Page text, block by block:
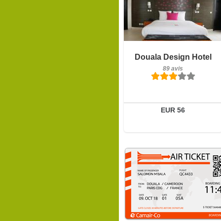
Douala Design Hotel
89 avis
EUR 56
89 avis
Détails
Réserver